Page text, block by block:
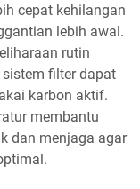
cepat kehilangan
lebih awal.
rutin
filter dapat
karbon aktif.
membantu
dan menjaga agar